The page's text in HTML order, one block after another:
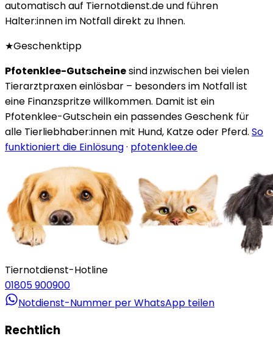
automatisch auf Tiernotdienst.de und führen
Halter:innen im Notfall direkt zu Ihnen.
★Geschenktipp
Pfotenklee-Gutscheinesind inzwischen bei vielen
Tierarztpraxen einlösbar – besonders im Notfall ist
eine Finanzspritze willkommen. Damit ist ein
Pfotenklee-Gutschein ein passendes Geschenk für
alle Tierliebhaber:innen mit Hund, Katze oder Pferd. So
funktioniert die Einlösung· pfotenklee.de
Tiernotdienst-Hotline
01805 900900
Notdienst-Nummer per WhatsApp teilen
Rechtlich